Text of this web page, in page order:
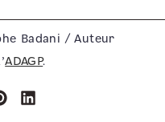
Badani / Auteur
ADAGP.